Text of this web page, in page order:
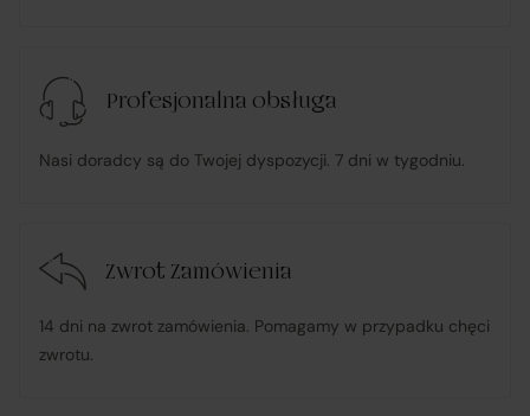
Profesjonalna obsługa
Nasi doradcy są do Twojej dyspozycji. 7 dni w tygodniu.
Zwrot Zamówienia
14 dni na zwrot zamówienia. Pomagamy w przypadku chęci
zwrotu.
umową
konsumenckie zgodnie z ustawą o prawach
umową – organizuje wymianę na towar wolny od wad
lub zwrot środków Klientowi;
udostępnia, na życzenie Klienta, dokumentację